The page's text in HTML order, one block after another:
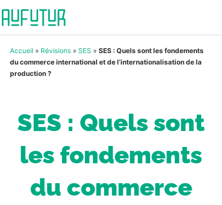
Accueil » Révisions » SES » SES : Quels sont les fondements
du commerce international et de l’internationalisation de la
production ?
SES : Quels sont
les fondements
du commerce